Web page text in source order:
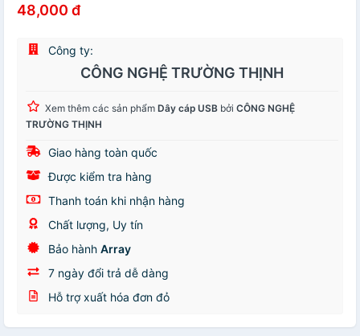
48,000 đ
Công ty:
CÔNG NGHỆ TRƯỜNG THỊNH
Xem thêm các sản phẩm Dây cáp USB bởi CÔNG NGHỆ
TRƯỜNG THỊNH
Giao hàng toàn quốc
Được kiểm tra hàng
Thanh toán khi nhận hàng
Chất lượng, Uy tín
Bảo hành Array
7 ngày đổi trả dễ dàng
Hỗ trợ xuất hóa đơn đỏ